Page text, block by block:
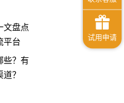
文盘点
平台
些？有
？